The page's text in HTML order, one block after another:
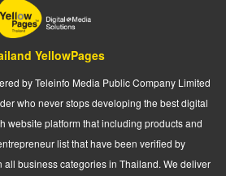
YellowPages
by Teleinfo Media Public Company Limited
who never stops developing the best digital
website platform that including products and
list that have been verified by
business categories in Thailand. We deliver